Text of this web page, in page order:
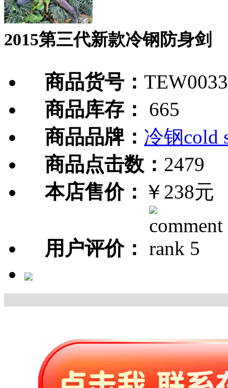
2015第三代新款冷钢防身剑
商品货号：
商品库存：
665
商品品牌： 冷钢cold
商品点击数： 2479
本店售价： ￥238元
用户评价：